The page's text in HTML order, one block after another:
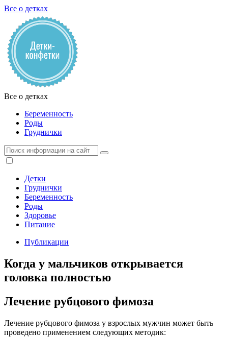
Все о детках
Все о детках
Беременность
Роды
Груднички
Детки
Груднички
Беременность
Роды
Здоровье
Питание
Публикации
Когда у мальчиков открывается
головка полностью
Лечение рубцового фимоза
Лечение рубцового фимоза у взрослых мужчин может быть
проведено применением следующих методик: